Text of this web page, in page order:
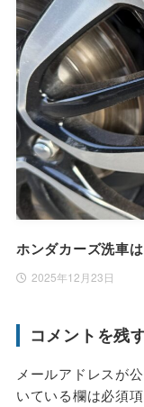
ホンダカーズ洗車
2025年12月23日
コメントを残
メールアドレスが
いている欄は必須